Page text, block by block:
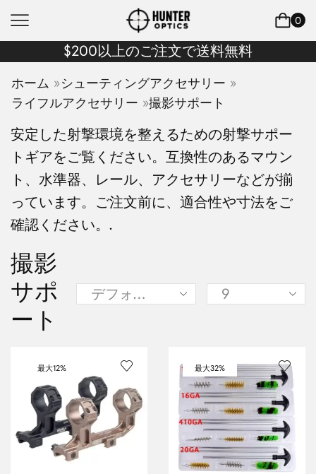
0
$200以上のご注文で送料無料
ホーム »シューティングアクセサリー »
ライフルアクセサリー »撮影サポート
安定した射撃環境を整えるための射撃サポー
トギアをご覧ください。互換性のあるマウン
ト、水準器、レール、アクセサリーなどが揃
っています。ご注文前に、適合性や寸法をご
確認ください。.
撮影
サポ
ート
最大12% 最大32%